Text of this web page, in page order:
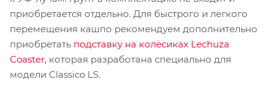
приобретается отдельно. Для быстрого и легкого
перемещения кашпо рекомендуем дополнительно
приобретать подставку на колёсиках Lechuza
Coaster, которая разработана специально для
модели Classico LS.